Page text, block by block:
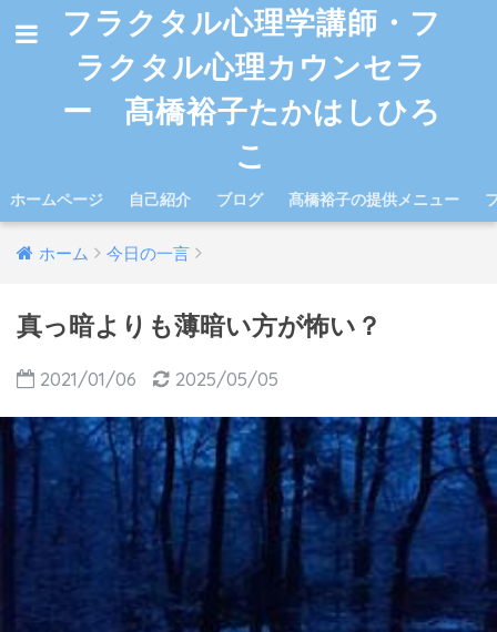
フラクタル心理学講師・フ
ラクタル心理カウンセラ
ー 髙橋裕子たかはしひろ
こ
ホームページ 自己紹介 ブログ 髙橋裕子の提供メニュー
ホーム 今日の一言
真っ暗よりも薄暗い方が怖い？
2021/01/06 2025/05/05